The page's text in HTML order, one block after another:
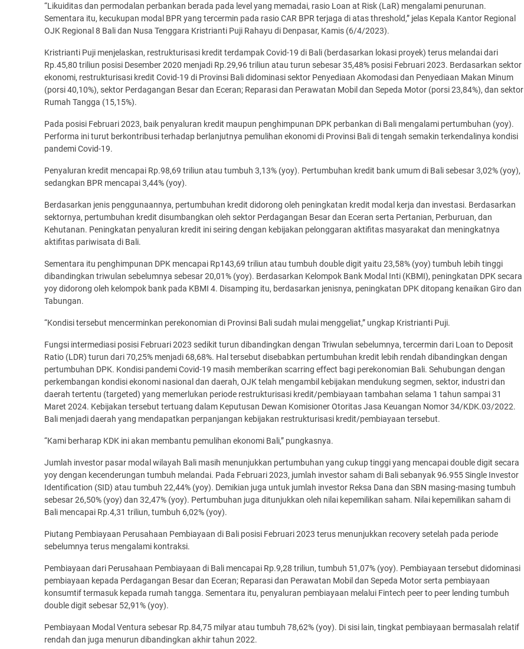
“Likuiditas dan permodalan perbankan berada pada level yang memadai, rasio Loan at Risk (LaR) mengalami penurunan.
Sementara itu, kecukupan modal BPR yang tercermin pada rasio CAR BPR terjaga di atas threshold,” jelas Kepala Kantor Regional
OJK Regional 8 Bali dan Nusa Tenggara Kristrianti Puji Rahayu di Denpasar, Kamis (6/4/2023).
Kristrianti Puji menjelaskan, restrukturisasi kredit terdampak Covid-19 di Bali (berdasarkan lokasi proyek) terus melandai dari
Rp.45,80 triliun posisi Desember 2020 menjadi Rp.29,96 triliun atau turun sebesar 35,48% posisi Februari 2023. Berdasarkan sektor
ekonomi, restrukturisasi kredit Covid-19 di Provinsi Bali didominasi sektor Penyediaan Akomodasi dan Penyediaan Makan Minum
(porsi 40,10%), sektor Perdagangan Besar dan Eceran; Reparasi dan Perawatan Mobil dan Sepeda Motor (porsi 23,84%), dan sektor
Rumah Tangga (15,15%).
Pada posisi Februari 2023, baik penyaluran kredit maupun penghimpunan DPK perbankan di Bali mengalami pertumbuhan (yoy).
Performa ini turut berkontribusi terhadap berlanjutnya pemulihan ekonomi di Provinsi Bali di tengah semakin terkendalinya kondisi
pandemi Covid-19.
Penyaluran kredit mencapai Rp.98,69 triliun atau tumbuh 3,13% (yoy). Pertumbuhan kredit bank umum di Bali sebesar 3,02% (yoy),
sedangkan BPR mencapai 3,44% (yoy).
Berdasarkan jenis penggunaannya, pertumbuhan kredit didorong oleh peningkatan kredit modal kerja dan investasi. Berdasarkan
sektornya, pertumbuhan kredit disumbangkan oleh sektor Perdagangan Besar dan Eceran serta Pertanian, Perburuan, dan
Kehutanan. Peningkatan penyaluran kredit ini seiring dengan kebijakan pelonggaran aktifitas masyarakat dan meningkatnya
aktifitas pariwisata di Bali.
Sementara itu penghimpunan DPK mencapai Rp143,69 triliun atau tumbuh double digit yaitu 23,58% (yoy) tumbuh lebih tinggi
dibandingkan triwulan sebelumnya sebesar 20,01% (yoy). Berdasarkan Kelompok Bank Modal Inti (KBMI), peningkatan DPK secara
yoy didorong oleh kelompok bank pada KBMI 4. Disamping itu, berdasarkan jenisnya, peningkatan DPK ditopang kenaikan Giro dan
Tabungan.
“Kondisi tersebut mencerminkan perekonomian di Provinsi Bali sudah mulai menggeliat,” ungkap Kristrianti Puji.
Fungsi intermediasi posisi Februari 2023 sedikit turun dibandingkan dengan Triwulan sebelumnya, tercermin dari Loan to Deposit
Ratio (LDR) turun dari 70,25% menjadi 68,68%. Hal tersebut disebabkan pertumbuhan kredit lebih rendah dibandingkan dengan
pertumbuhan DPK. Kondisi pandemi Covid-19 masih memberikan scarring effect bagi perekonomian Bali. Sehubungan dengan
perkembangan kondisi ekonomi nasional dan daerah, OJK telah mengambil kebijakan mendukung segmen, sektor, industri dan
daerah tertentu (targeted) yang memerlukan periode restrukturisasi kredit/pembiayaan tambahan selama 1 tahun sampai 31
Maret 2024. Kebijakan tersebut tertuang dalam Keputusan Dewan Komisioner Otoritas Jasa Keuangan Nomor 34/KDK.03/2022.
Bali menjadi daerah yang mendapatkan perpanjangan kebijakan restrukturisasi kredit/pembiayaan tersebut.
“Kami berharap KDK ini akan membantu pemulihan ekonomi Bali,” pungkasnya.
Jumlah investor pasar modal wilayah Bali masih menunjukkan pertumbuhan yang cukup tinggi yang mencapai double digit secara
yoy dengan kecenderungan tumbuh melandai. Pada Februari 2023, jumlah investor saham di Bali sebanyak 96.955 Single Investor
Identification (SID) atau tumbuh 22,44% (yoy). Demikian juga untuk jumlah investor Reksa Dana dan SBN masing-masing tumbuh
sebesar 26,50% (yoy) dan 32,47% (yoy). Pertumbuhan juga ditunjukkan oleh nilai kepemilikan saham. Nilai kepemilikan saham di
Bali mencapai Rp.4,31 triliun, tumbuh 6,02% (yoy).
Piutang Pembiayaan Perusahaan Pembiayaan di Bali posisi Februari 2023 terus menunjukkan recovery setelah pada periode
sebelumnya terus mengalami kontraksi.
Pembiayaan dari Perusahaan Pembiayaan di Bali mencapai Rp.9,28 triliun, tumbuh 51,07% (yoy). Pembiayaan tersebut didominasi
pembiayaan kepada Perdagangan Besar dan Eceran; Reparasi dan Perawatan Mobil dan Sepeda Motor serta pembiayaan
konsumtif termasuk kepada rumah tangga. Sementara itu, penyaluran pembiayaan melalui Fintech peer to peer lending tumbuh
double digit sebesar 52,91% (yoy).
Pembiayaan Modal Ventura sebesar Rp.84,75 milyar atau tumbuh 78,62% (yoy). Di sisi lain, tingkat pembiayaan bermasalah relatif
rendah dan juga menurun dibandingkan akhir tahun 2022.